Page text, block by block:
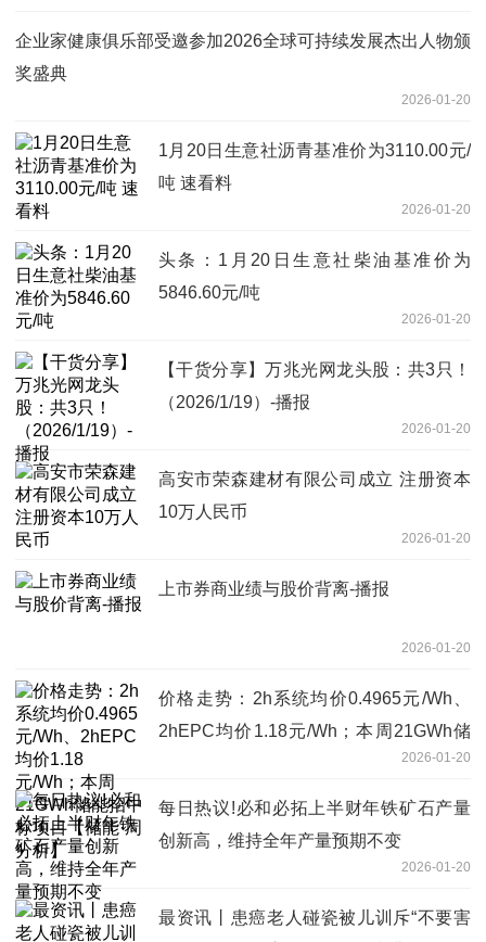
企业家健康俱乐部受邀参加2026全球可持续发展杰出人物颁
奖盛典
2026-01-20
1月20日生意社沥青基准价为3110.00元/
吨 速看料
2026-01-20
头条：1月20日生意社柴油基准价为
5846.60元/吨
2026-01-20
【干货分享】万兆光网龙头股：共3只！
（2026/1/19）-播报
2026-01-20
高安市荣森建材有限公司成立 注册资本
10万人民币
2026-01-20
上市券商业绩与股价背离-播报
2026-01-20
价格走势：2h系统均价0.4965元/Wh、
2hEPC均价1.18元/Wh；本周21GWh储
2026-01-20
每日热议!必和必拓上半财年铁矿石产量
创新高，维持全年产量预期不变
2026-01-20
最资讯丨患癌老人碰瓷被儿训斥“不要害